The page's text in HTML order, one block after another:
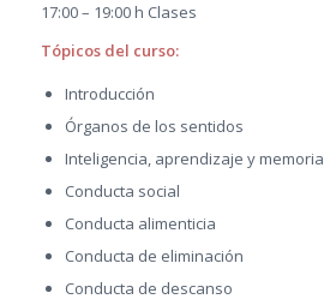
17:00 – 19:00 h Clases
Tópicos del curso:
Introducción
Órganos de los sentidos
Inteligencia, aprendizaje y memoria
Conducta social
Conducta alimenticia
Conducta de eliminación
Conducta de descanso